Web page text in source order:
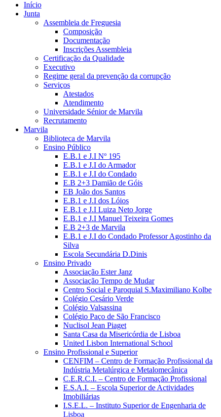
Início
Junta
Assembleia de Freguesia
Composição
Documentação
Inscrições Assembleia
Certificação da Qualidade
Executivo
Regime geral da prevenção da corrupção
Serviços
Atestados
Atendimento
Universidade Sénior de Marvila
Recrutamento
Marvila
Biblioteca de Marvila
Ensino Público
E.B.1 e J.I Nº 195
E.B.1 e J.I do Armador
E.B.1 e J.I do Condado
E.B 2+3 Damião de Góis
EB João dos Santos
E.B.1 e J.I dos Lóios
E.B.1 e J.I Luiza Neto Jorge
E.B.1 e J.I Manuel Teixeira Gomes
E.B 2+3 de Marvila
E.B.1 e J.I do Condado Professor Agostinho da
Silva
Escola Secundária D.Dinis
Ensino Privado
Associação Ester Janz
Associação Tempo de Mudar
Centro Social e Paroquial S.Maximiliano Kolbe
Colégio Cesário Verde
Colégio Valsassina
Colégio Paço de São Francisco
Nuclisol Jean Piaget
Santa Casa da Misericórdia de Lisboa
United Lisbon International School
Ensino Profissional e Superior
CENFIM – Centro de Formação Profissional da
Indústria Metalúrgica e Metalomecânica
C.E.R.C.I. – Centro de Formação Profissional
E.S.A.I. – Escola Superior de Actividades
Imobiliárias
I.S.E.L. – Instituto Superior de Engenharia de
Lisboa